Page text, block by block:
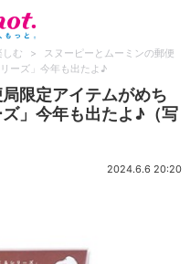
しむ >
スヌーピーとムーミンの郵便
ーズ」今年も出たよ♪
限定アイテムがめち
」今年も出たよ♪（写
2024.6.6 20:20